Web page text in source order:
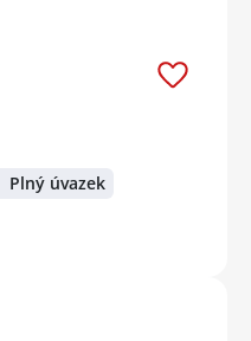
Plný úvazek